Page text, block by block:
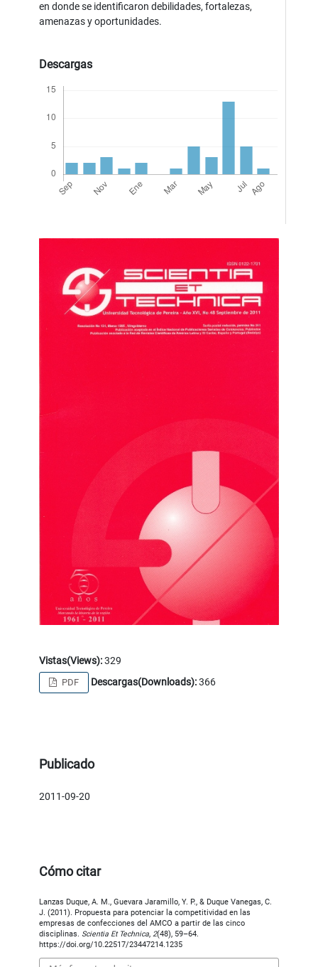
en donde se identificaron debilidades, fortalezas,
amenazas y oportunidades.
Descargas
Vistas(Views):329
PDF Descargas(Downloads):366
Publicado
2011-09-20
Cómo citar
Lanzas Duque, A. M., Guevara Jaramillo, Y. P., & Duque Vanegas, C.
J. (2011). Propuesta para potenciar la competitividad en las
empresas de confecciones del AMCO a partir de las cinco
disciplinas. Scientia Et Technica,2(48), 59–64.
https://doi.org/10.22517/23447214.1235